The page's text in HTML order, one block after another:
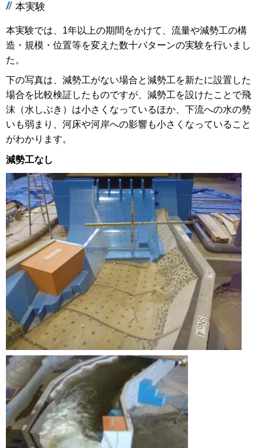
本実験
本実験では、1年以上の期間をかけて、流量や減勢工の構
造・規模・位置等を変えた数十パターンの実験を行いまし
た。
下の写真は、減勢工がない場合と減勢工を新たに設置した
場合を比較検証したものですが、減勢工を設けたことで飛
沫（水しぶき）は小さくなっているほか、下流への水の勢
いも弱まり、河床や河岸への影響も小さくなっていること
がわかります。
減勢工なし